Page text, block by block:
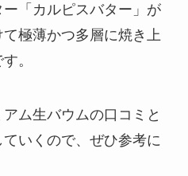
「カルピスバター」が
極薄かつ多層に焼き上
。
ム生バウムの口コミと
いくので、ぜひ参考に